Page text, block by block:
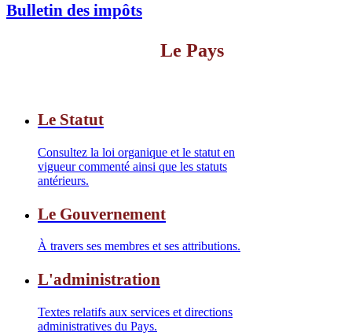
Bulletin des impôts
Le Pays
Le Statut
Consultez la loi organique et le statut en
vigueur commenté ainsi que les statuts
antérieurs.
Le Gouvernement
À travers ses membres et ses attributions.
L'administration
Textes relatifs aux services et directions
administratives du Pays.